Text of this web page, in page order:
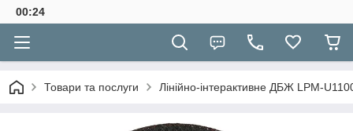
00:24
Товари та послуги Лінійно-інтерактивне ДБЖ LPM-